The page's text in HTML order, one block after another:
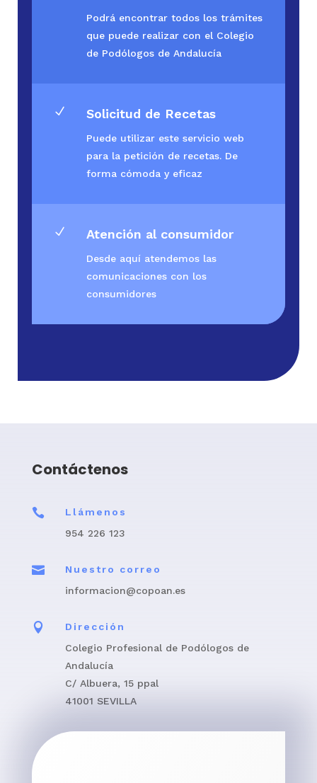
Podrá encontrar todos los trámites
que puede realizar con el Colegio
de Podólogos de Andalucía
N Solicitud de Recetas
Puede utilizar este servicio web
para la petición de recetas. De
forma cómoda y eficaz
N Atención al consumidor
Desde aquí atendemos las
comunicaciones con los
consumidores
Contáctenos

Llámenos
954 226 123

Nuestro correo
informacion@copoan.es

Dirección
Colegio Profesional de Podólogos de
Andalucía
C/ Albuera, 15 ppal
41001 SEVILLA